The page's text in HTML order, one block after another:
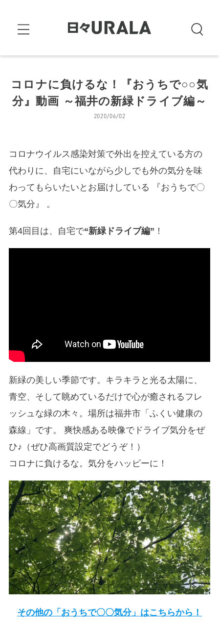
コロナに負けるな！『おうちで○○気
分』動画 ～福井の新緑ドライブ編～
2020/06/02
コロナウイルス感染対策で外出を控えている方の
代わりに、自宅にいながら少しでも外の気分を味
わってもらいたいとお届けしている 『おうちで〇
〇気分』 。
第4回目は、自宅で“新緑ドライブ編” ！
新緑の美しい季節です。キラキラと光る太陽に、
青空、そして眺めているだけで心が癒されるフレ
ッシュな緑の木々。場所は福井市「ふくい健康の
森線」です。 爽快感ある映像でドライブ気分をぜ
ひ♪（ぜひ高画質設定でどうぞ！）
コロナに負けるな。気分をハッピーに！
その他の「おうちで〇〇気分」はこちらから！